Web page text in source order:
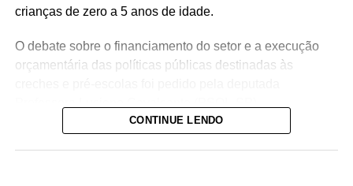
crianças de zero a 5 anos de idade.
O debate sobre o financiamento do setor e a execução
orçamentária das políticas públicas destinadas às
— Estamos aqui pensando e discutindo o Orçamento do
CONTINUE LENDO